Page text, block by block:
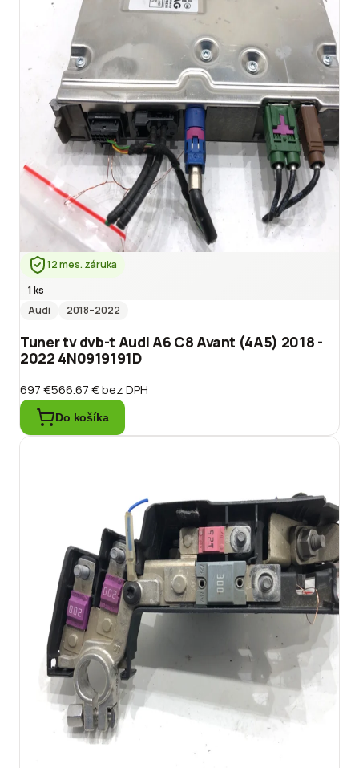
12 mes. záruka
1 ks
Audi
2018–2022
Tuner tv dvb-t Audi A6 C8 Avant (4A5) 2018 -
2022 4N0919191D
697 €566.67 €bez DPH
Do košíka